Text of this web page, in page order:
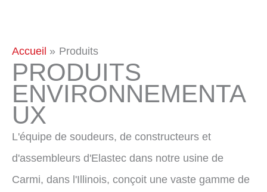
Accueil Produits
PRODUITS
ENVIRONNEMENTA
UX
L'équipe de soudeurs, de constructeurs et
d'assembleurs d'Elastec dans notre usine de
Carmi, dans l'Illinois, conçoit une vaste gamme de